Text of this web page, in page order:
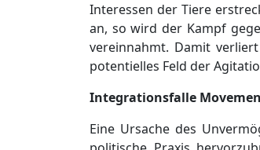
Interessen der Tiere
an, so wird der Kampf
vereinnahmt. Damit
potentielles Feld der
Integrationsfalle
Eine Ursache des